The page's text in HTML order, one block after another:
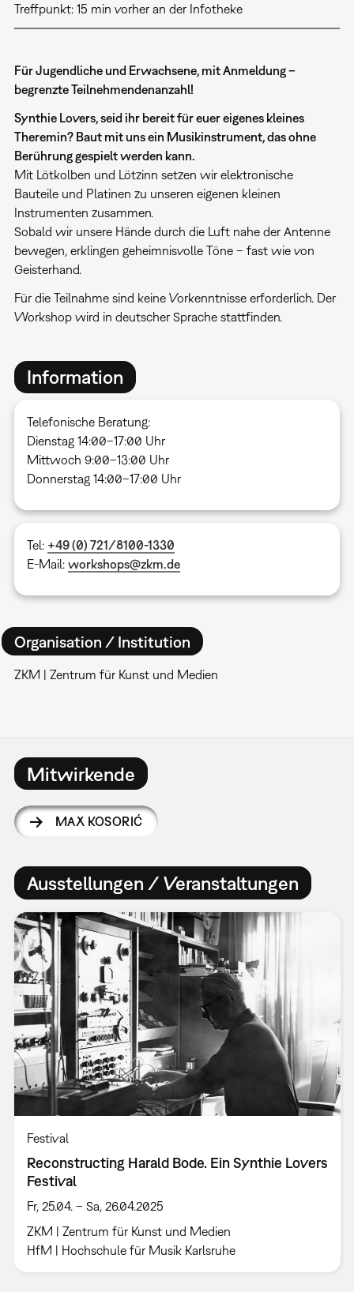
Treffpunkt: 15 min vorher an der Infotheke
Für Jugendliche und Erwachsene, mit Anmeldung –
begrenzte Teilnehmendenanzahl!
Synthie Lovers, seid ihr bereit für euer eigenes kleines
Theremin? Baut mit uns ein Musikinstrument, das ohne
Berührung gespielt werden kann.
Mit Lötkolben und Lötzinn setzen wir elektronische
Bauteile und Platinen zu unseren eigenen kleinen
Instrumenten zusammen.
Sobald wir unsere Hände durch die Luft nahe der Antenne
bewegen, erklingen geheimnisvolle Töne – fast wie von
Geisterhand.
Für die Teilnahme sind keine Vorkenntnisse erforderlich. Der
Workshop wird in deutscher Sprache stattfinden.
Information
Telefonische Beratung:
Dienstag 14:00–17:00 Uhr
Mittwoch 9:00–13:00 Uhr
Donnerstag 14:00–17:00 Uhr
Tel: +49 (0) 721/8100-1330
E-Mail: workshops@zkm.de
Organisation / Institution
ZKM | Zentrum für Kunst und Medien
Mitwirkende
MAX KOSORIĆ
Ausstellungen / Veranstaltungen
Festival
Reconstructing Harald Bode. Ein Synthie Lovers
Festival
Fr, 25.04. – Sa, 26.04.2025
ZKM | Zentrum für Kunst und Medien
HfM | Hochschule für Musik Karlsruhe